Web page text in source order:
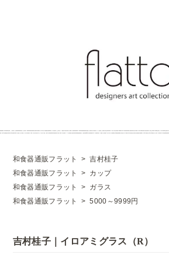
和食器通販フラット >吉村桂子
和食器通販フラット
> カップ
和食器通販フラット
> ガラス
和食器通販フラット
>5000～9999円
吉村桂子｜イロアミグラス（R）